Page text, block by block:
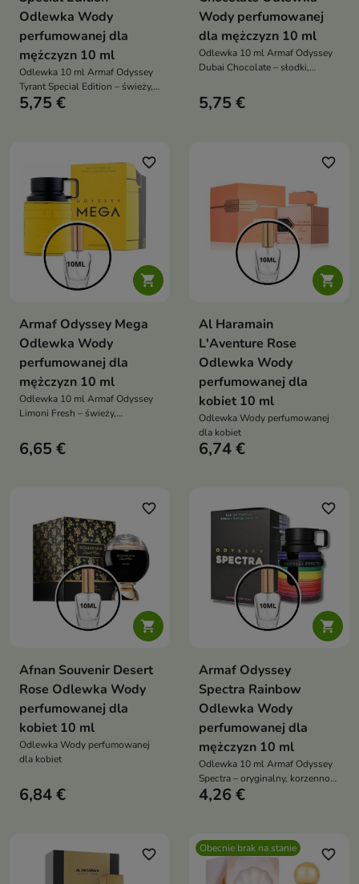
Odlewka Wody
perfumowanej dla
mężczyzn 10 ml
Odlewka 10 ml Armaf Odyssey
Tyrant Special Edition – świeży,
cytrusowo-aromatyczny,
5,75 €
Wody perfumowanej
dla mężczyzn 10 ml
Odlewka 10 ml Armaf Odyssey
Dubai Chocolate – słodki,
zapach gourmand z nutami
kawy, orzechów i czekolady
5,75 €

favorite_border
Armaf Odyssey Mega
Odlewka Wody
perfumowanej dla
mężczyzn 10 ml
Odlewka 10 ml Armaf Odyssey
Limoni Fresh – świeży,
unisex idealny na lato i ciepłe
dni
6,65 €

favorite_border
Al Haramain
L'Aventure Rose
Odlewka Wody
perfumowanej dla
kobiet 10 ml
Odlewka Wody perfumowanej
dla kobiet
6,74 €

favorite_border
Afnan Souvenir Desert
Rose Odlewka Wody
perfumowanej dla
kobiet 10 ml
Odlewka Wody perfumowanej
dla kobiet
6,84 €

favorite_border
Armaf Odyssey
Spectra Rainbow
Odlewka Wody
perfumowanej dla
mężczyzn 10 ml
Odlewka 10 ml Armaf Odyssey
Spectra – oryginalny, korzenno-
słodki zapach unisex w
4,26 €
favorite_border Obecnie brak na stanie favorite_border